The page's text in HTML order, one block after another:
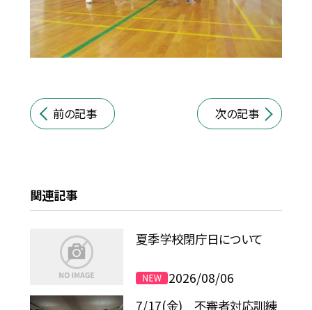
前の記事 次の記事
関連記事
夏季学校閉庁日について
2026/08/06
7/17(金) 不審者対応訓練